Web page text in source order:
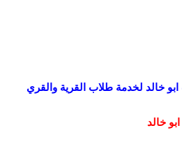
خالد لخدمة طلاب القرية والقري
خالد